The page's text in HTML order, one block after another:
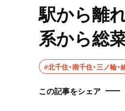
駅から離
系から総
#北千住・南千住・三ノ輪・
この記事をシェア